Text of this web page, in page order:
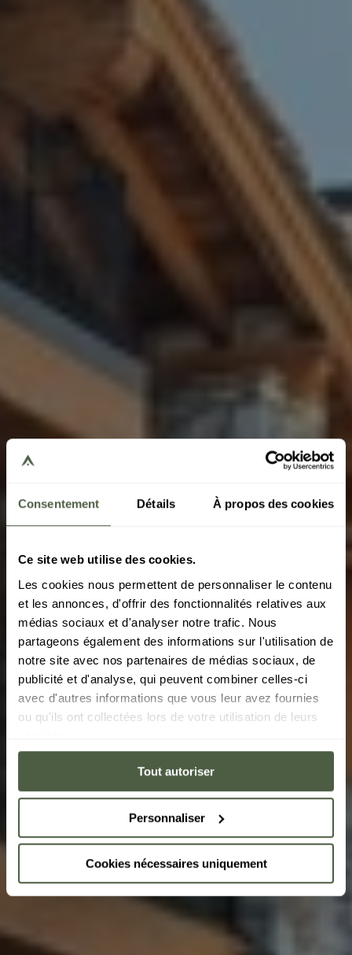
Consentement Détails À propos des cookies
Ce site web utilise des cookies.
Les cookies nous permettent de personnaliser le contenu
et les annonces, d'offrir des fonctionnalités relatives aux
médias sociaux et d'analyser notre trafic. Nous
partageons également des informations sur l'utilisation de
notre site avec nos partenaires de médias sociaux, de
publicité et d'analyse, qui peuvent combiner celles-ci
avec d'autres informations que vous leur avez fournies
ou qu'ils ont collectées lors de votre utilisation de leurs
Tout autoriser
Personnaliser
Cookies nécessaires uniquement
VAL D'ISÈRE
The residence
Discover the Vail Lodge Residence in Val d'Isère and
stay in a beautiful apartment featuring high-end
amenities and accommodating from six to 12